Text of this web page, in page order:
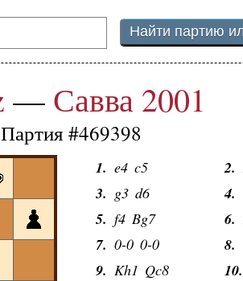
— Савва 2001
Партия #469398
1. e4 c5 2.
3. g3 d6 4.
5. f4 Bg7 6.
7. 0-0 0-0 8.
9. Kh1 Qc8 10.